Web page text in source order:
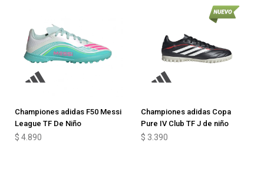
Championes adidas F50 Messi
League TF De Niño
$ 4.890
Championes adidas Copa
Pure IV Club TF J de niño
$ 3.390